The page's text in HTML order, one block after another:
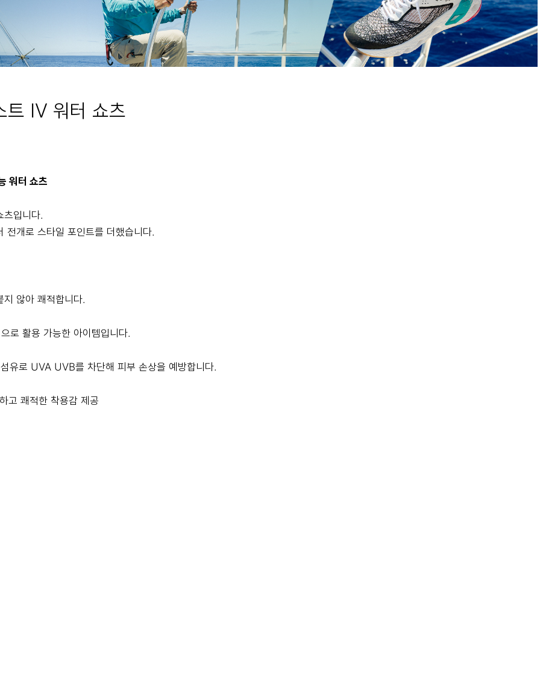
IV 워터 쇼츠
워터 쇼츠
츠입니다.
전개로 스타일 포인트를 더했습니다.
않아 쾌적합니다.
로 활용 가능한 아이템입니다.
로 UVA UVB를 차단해 피부 손상을 예방합니다.
고 쾌적한 착용감 제공